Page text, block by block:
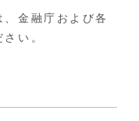
金融庁および各
い。